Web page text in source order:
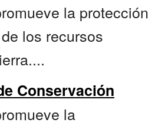
la protección
los recursos
Conservación
la